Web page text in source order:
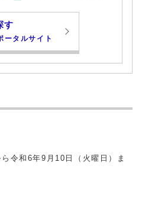
す
ータルサイト
令和6年9月10日（火曜日）ま